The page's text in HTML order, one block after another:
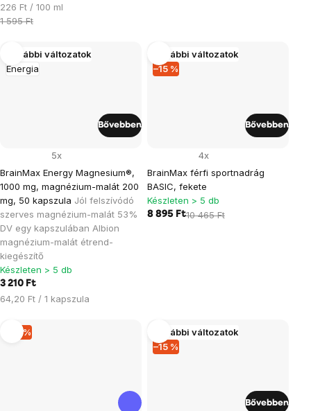
Egységár:
226 Ft / 100 ml
1 595 Ft
Energia
További változatok
BrainMax Energy Magnesium®,
1000 mg, magnézium-malát 200
mg, 50 kapszula Jól felszívódó
szerves magnézium-malát 53%
DV egy kapszulában Albion
magnézium-malát étrend-
kiegészítő
5x
Készleten > 5 db
3 210 Ft
Egységár:
64,20 Ft / 1 kapszula
Bővebben
–15 %
További változatok
BrainMax férfi sportnadrág
BASIC, fekete
4x
Készleten > 5 db
8 895 Ft10 465 Ft
Bővebben
–15 %
–15 %
További változatok
Bővebben